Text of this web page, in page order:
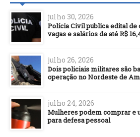
julho 30, 2026
Polícia Civil publica edital de
vagas e salários de até R$
julho 26, 2026
Dois policiais militares são
operação no Nordeste de
julho 24, 2026
Mulheres podem comprar e
para defesa pessoal